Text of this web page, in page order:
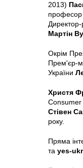
2013)
професор
Мартін
Окрім
Прем'єр-
України
Христя
Consumer
Стівен
року.
Пряма
та yes-